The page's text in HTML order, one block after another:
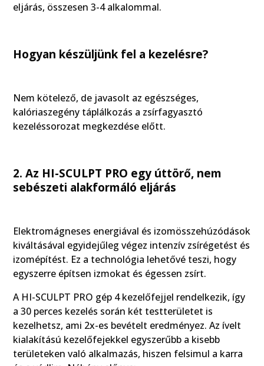
eljárás, összesen 3-4 alkalommal.
Hogyan készüljünk fel a kezelésre?
Nem kötelező, de javasolt az egészséges,
kalóriaszegény táplálkozás a zsírfagyasztó
kezeléssorozat megkezdése előtt.
2. Az HI-SCULPT PRO egy úttörő, nem
sebészeti alakformáló eljárás
Elektromágneses energiával és izomösszehúzódások
kiváltásával egyidejűleg végez intenzív zsírégetést és
izomépítést. Ez a technológia lehetővé teszi, hogy
egyszerre építsen izmokat és égessen zsírt.
A HI-SCULPT PRO gép 4 kezelőfejjel rendelkezik, így
a 30 perces kezelés során két testterületet is
kezelhetsz, ami 2x-es bevételt eredményez. Az ívelt
kialakítású kezelőfejekkel egyszerűbb a kisebb
területeken való alkalmazás, hiszen felsimul a karra